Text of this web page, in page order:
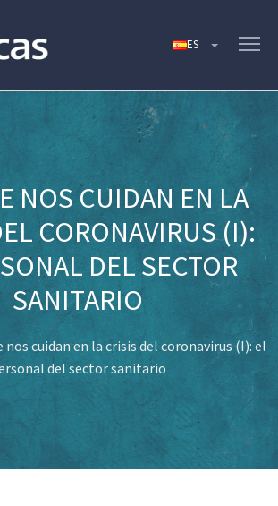
NOS CUIDAN EN LA
CORONAVIRUS (I):
DEL SECTOR
SANITARIO
nos cuidan en la crisis del coronavirus (I): el
del sector sanitario